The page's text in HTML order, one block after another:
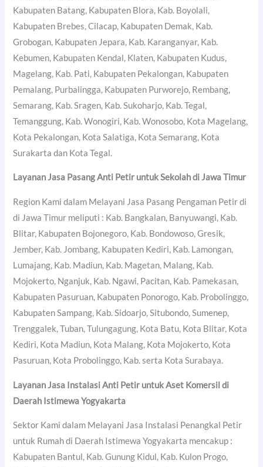
Kabupaten Batang, Kabupaten Blora, Kab. Boyolali,
Kabupaten Brebes, Cilacap, Kabupaten Demak, Kab.
Grobogan, Kabupaten Jepara, Kab. Karanganyar, Kab.
Kebumen, Kabupaten Kendal, Klaten, Kabupaten Kudus,
Magelang, Kab. Pati, Kabupaten Pekalongan, Kabupaten
Pemalang, Purbalingga, Kabupaten Purworejo, Rembang,
Semarang, Kab. Sragen, Kab. Sukoharjo, Kab. Tegal,
Temanggung, Kab. Wonogiri, Kab. Wonosobo, Kota Magelang,
Kota Pekalongan, Kota Salatiga, Kota Semarang, Kota
Surakarta dan Kota Tegal.
Layanan Jasa Pasang Anti Petir untuk Sekolah di Jawa Timur
Region Kami dalam Melayani Jasa Pasang Pengaman Petir di
di Jawa Timur meliputi : Kab. Bangkalan, Banyuwangi, Kab.
Blitar, Kabupaten Bojonegoro, Kab. Bondowoso, Gresik,
Jember, Kab. Jombang, Kabupaten Kediri, Kab. Lamongan,
Lumajang, Kab. Madiun, Kab. Magetan, Malang, Kab.
Mojokerto, Nganjuk, Kab. Ngawi, Pacitan, Kab. Pamekasan,
Kabupaten Pasuruan, Kabupaten Ponorogo, Kab. Probolinggo,
Kabupaten Sampang, Kab. Sidoarjo, Situbondo, Sumenep,
Trenggalek, Tuban, Tulungagung, Kota Batu, Kota Blitar, Kota
Kediri, Kota Madiun, Kota Malang, Kota Mojokerto, Kota
Pasuruan, Kota Probolinggo, Kab. serta Kota Surabaya.
Layanan Jasa Instalasi Anti Petir untuk Aset Komersil di
Daerah Istimewa Yogyakarta
Sektor Kami dalam Melayani Jasa Instalasi Penangkal Petir
untuk Rumah di Daerah Istimewa Yogyakarta mencakup :
Kabupaten Bantul, Kab. Gunung Kidul, Kab. Kulon Progo,